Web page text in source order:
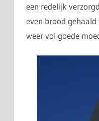
een redelijk
even brood
weer vol goede